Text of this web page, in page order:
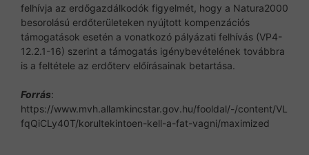
felhívja az erdőgazdálkodók figyelmét, hogy a Natura2000
besorolású erdőterületeken nyújtott kompenzációs
támogatások esetén a vonatkozó pályázati felhívás (VP4-
12.2.1-16) szerint a támogatás igénybevételének továbbra
is a feltétele az erdőterv előírásainak betartása.
Forrás:
https://www.mvh.allamkincstar.gov.hu/fooldal/-/content/VL
fqQiCLy40T/korultekintoen-kell-a-fat-vagni/maximized